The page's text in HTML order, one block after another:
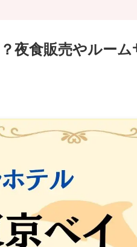
夜食販売やルーム